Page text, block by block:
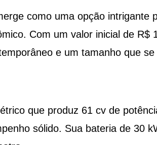
como uma opção intrigante
Com um valor inicial de R$
e um tamanho que
que produz 61 cv de
sólido. Sua bateria de 30